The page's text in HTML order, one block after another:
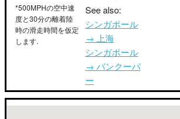
*500MPHの空中速
度と30分の離着陸
時の滑走時間を仮定
します.
See also:
シンガポール
→ 上海
シンガポール
→ バンクーバ
ー